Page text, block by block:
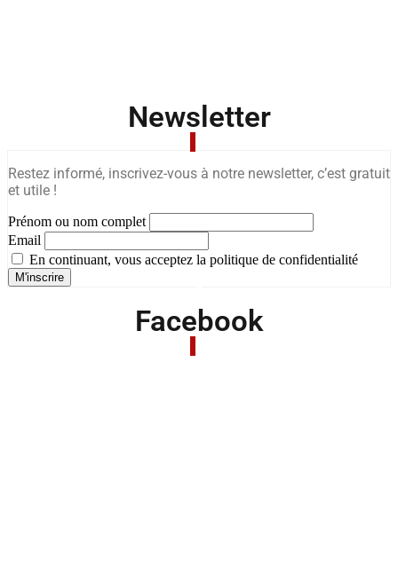
Newsletter
Restez informé, inscrivez-vous à notre newsletter, c’est gratuit
et utile !
Prénom ou nom complet
Email
En continuant, vous acceptez la politique de confidentialité
Facebook